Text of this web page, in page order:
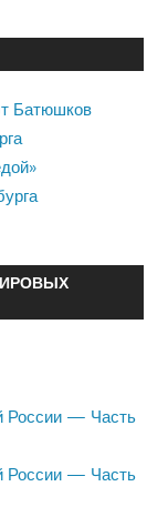
Батюшков
России — Часть
России — Часть